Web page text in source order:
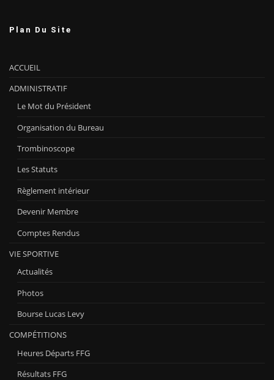
Plan Du Site
ACCUEIL
ADMINISTRATIF
Le Mot du Président
Organisation du Bureau
Trombinoscope
Les Statuts
Règlement intérieur
Devenir Membre
Comptes Rendus
VIE SPORTIVE
Actualités
Photos
Bourse Lucas Levy
COMPÉTITIONS
Heures Départs FFG
Résultats FFG